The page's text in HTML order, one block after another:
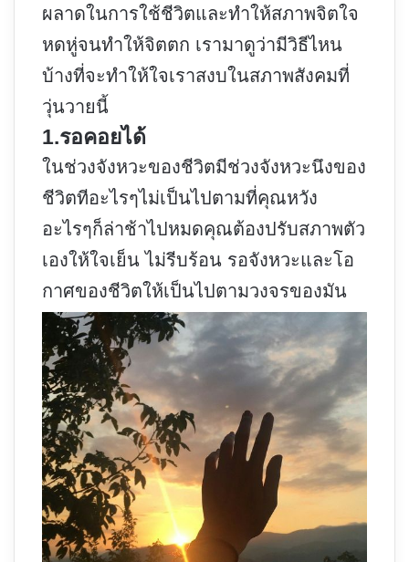
ผลาดในการใช้ชีวิตและทำให้สภาพจิตใจ
หดหู่จนทำให้จิตตก เรามาดูว่ามีวิธีไหน
บ้างที่จะทำให้ใจเราสงบในสภาพสังคมที่
วุ่นวายนี้
1.รอคอยได้
ในช่วงจังหวะของชีวิตมีช่วงจังหวะนึงของ
ชีวิตทีอะไรๆไม่เป็นไปตามที่คุณหวัง
อะไรๆก็ล่าช้าไปหมดคุณต้องปรับสภาพตัว
เองให้ใจเย็น ไม่รีบร้อน รอจังหวะและโอ
กาศของชีวิตให้เป็นไปตามวงจรของมัน